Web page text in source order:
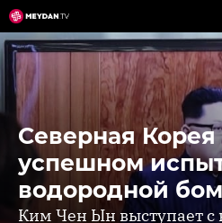
Перейти
к
содержимому
Северная
успешном
водородной
Ким Чен Ын выступает с